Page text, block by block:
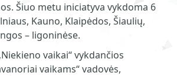
Šiuo metu iniciatyva vykdoma 6
Kauno, Klaipėdos, Šiaulių,
– ligoninėse.
vaikai“ vykdančios
vaikams“ vadovės,